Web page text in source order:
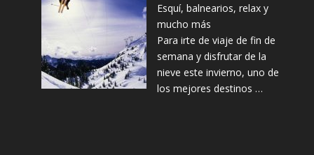
Esquí, balnearios, relax y
mucho más
Para irte de viaje de fin de
semana y disfrutar de la
nieve este invierno, uno de
los mejores destinos …